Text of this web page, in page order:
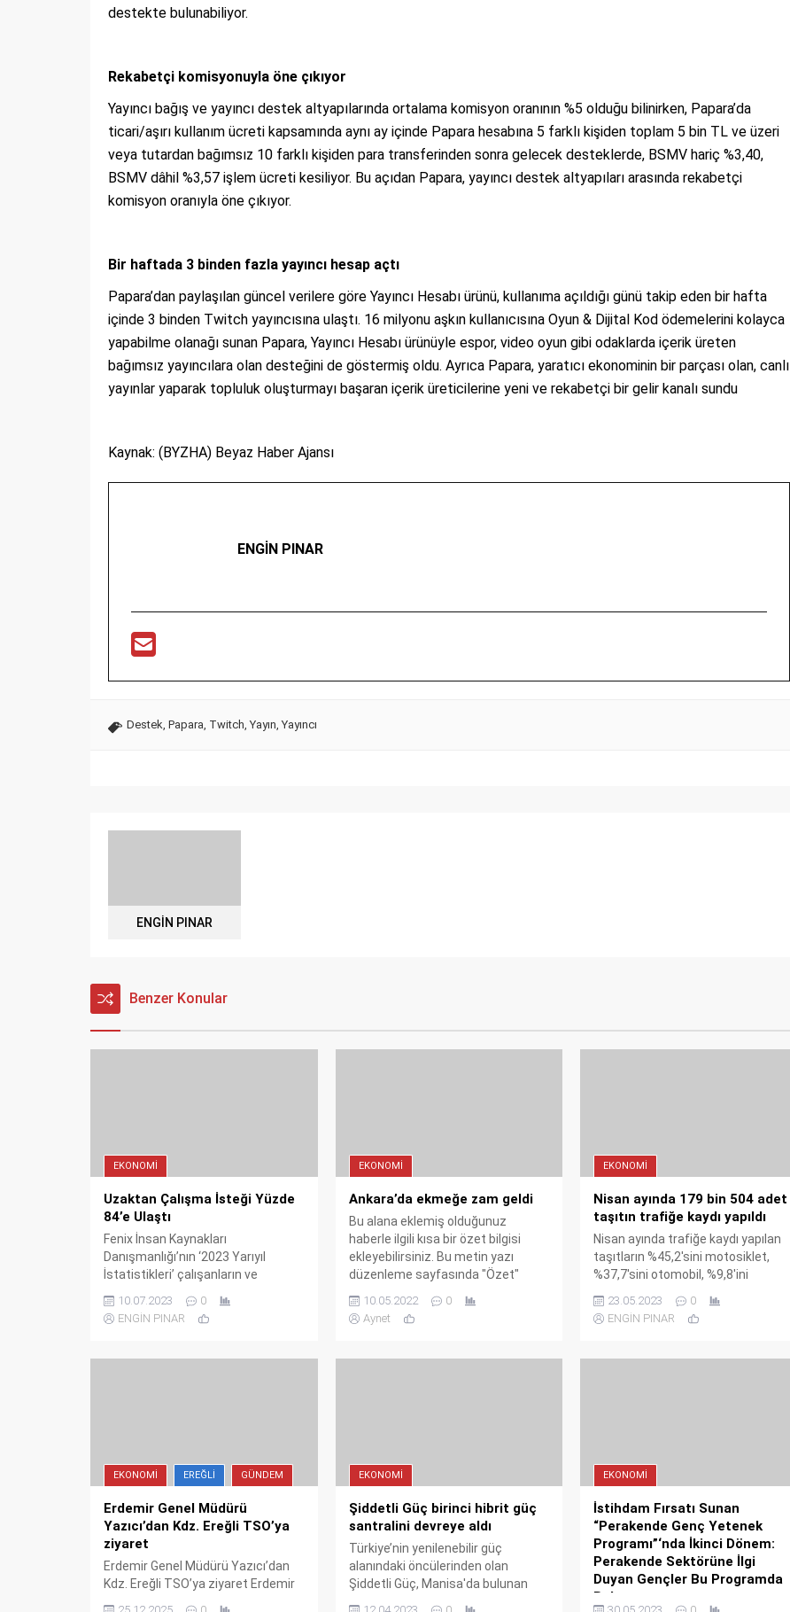
destekte bulunabiliyor.
Rekabetçi komisyonuyla öne çıkıyor
Yayıncı bağış ve yayıncı destek altyapılarında ortalama komisyon oranının %5 olduğu bilinirken, Papara’da
ticari/aşırı kullanım ücreti kapsamında aynı ay içinde Papara hesabına 5 farklı kişiden toplam 5 bin TL ve üzeri
veya tutardan bağımsız 10 farklı kişiden para transferinden sonra gelecek desteklerde, BSMV hariç %3,40,
BSMV dâhil %3,57 işlem ücreti kesiliyor. Bu açıdan Papara, yayıncı destek altyapıları arasında rekabetçi
komisyon oranıyla öne çıkıyor.
Bir haftada 3 binden fazla yayıncı hesap açtı
Papara’dan paylaşılan güncel verilere göre Yayıncı Hesabı ürünü, kullanıma açıldığı günü takip eden bir hafta
içinde 3 binden Twitch yayıncısına ulaştı. 16 milyonu aşkın kullanıcısına Oyun & Dijital Kod ödemelerini kolayca
yapabilme olanağı sunan Papara, Yayıncı Hesabı ürünüyle espor, video oyun gibi odaklarda içerik üreten
bağımsız yayıncılara olan desteğini de göstermiş oldu. Ayrıca Papara, yaratıcı ekonominin bir parçası olan, canlı
yayınlar yaparak topluluk oluşturmayı başaran içerik üreticilerine yeni ve rekabetçi bir gelir kanalı sundu
Kaynak: (BYZHA) Beyaz Haber Ajansı
ENGİN PINAR
Destek, Papara, Twitch, Yayın, Yayıncı
ENGİN PINAR
Benzer Konular
EKONOMI
Uzaktan Çalışma İsteği Yüzde
84’e Ulaştı
Fenix İnsan Kaynakları
Danışmanlığı’nın ‘2023 Yarıyıl
İstatistikleri’ çalışanların ve
maaş beklentilerindeki ve çalışma
şekli tercihlerindeki değişimleri
10.07.2023
0
ENGİN PINAR
EKONOMI
Ankara’da ekmeğe zam geldi
Bu alana eklemiş olduğunuz
haberle ilgili kısa bir özet bilgisi
ekleyebilirsiniz. Bu metin yazı
düzenleme sayfasında "Özet"
eklenmişse başlık altında kalın
olarak bu şekilde gösterilir,
10.05.2022
0
Aynet
EKONOMI
Nisan ayında 179 bin 504 adet
taşıtın trafiğe kaydı yapıldı
Nisan ayında trafiğe kaydı yapılan
taşıtların %45,2'sini motosiklet,
%37,7'sini otomobil, %9,8'ini
kamyon, %0,5'ini minibüs, %0,4'ünü
otobüs ve %0,1'ini özel amaçlı
23.05.2023
0
ENGİN PINAR
EKONOMI EREĞLI GÜNDEM
Erdemir Genel Müdürü
Yazıcı’dan Kdz. Ereğli TSO’ya
ziyaret
Erdemir Genel Müdürü Yazıcı’dan
Kdz. Ereğli TSO’ya ziyaret Erdemir
Genel Müdürü Şaban Yazıcı, Kdz.
EKONOMI
Şiddetli Güç birinci hibrit güç
santralini devreye aldı
Türkiye’nin yenilenebilir güç
alanındaki öncülerinden olan
Şiddetli Güç, Manisa'da bulunan
Alaşehir Jeotermal Güç
EKONOMI
İstihdam Fırsatı Sunan
“Perakende Genç Yetenek
Programı”‘nda İkinci Dönem:
Perakende Sektörüne İlgi
Duyan Gençler Bu Programda
Buluşuyor